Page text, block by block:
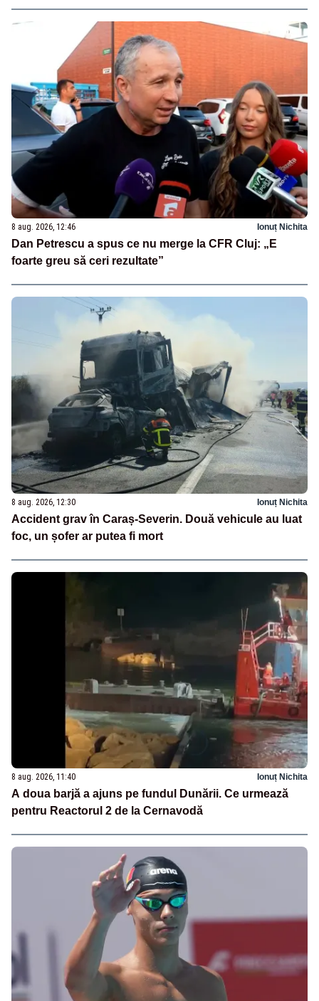
8 aug. 2026, 12:46 Ionuț Nichita
Dan Petrescu a spus ce nu merge la CFR Cluj: „E
foarte greu să ceri rezultate”
8 aug. 2026, 12:30 Ionuț Nichita
Accident grav în Caraș-Severin. Două vehicule au luat
foc, un șofer ar putea fi mort
8 aug. 2026, 11:40 Ionuț Nichita
A doua barjă a ajuns pe fundul Dunării. Ce urmează
pentru Reactorul 2 de la Cernavodă